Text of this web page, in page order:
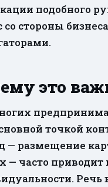
подобного
со стороны
это
точкой
— размещение
— часто приводит
Речь